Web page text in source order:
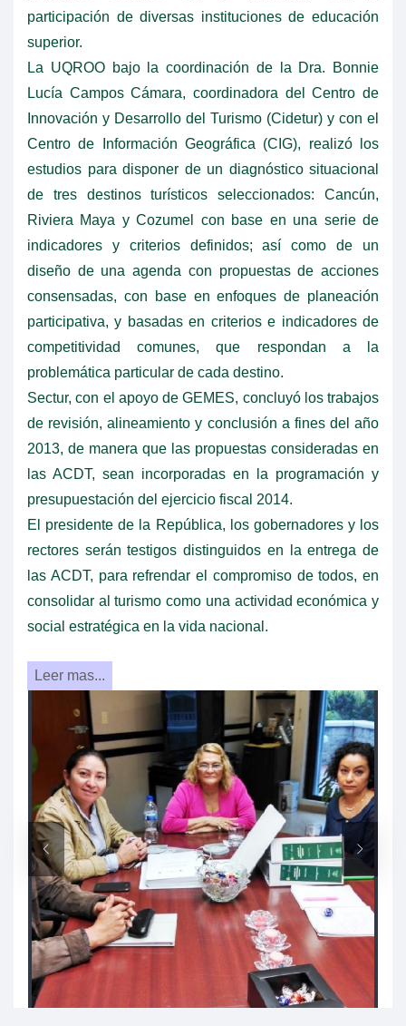
participación de diversas instituciones de educación
superior.
La UQROO bajo la coordinación de la Dra. Bonnie
Lucía Campos Cámara, coordinadora del Centro de
Innovación y Desarrollo del Turismo (Cidetur) y con el
Centro de Información Geográfica (CIG), realizó los
estudios para disponer de un diagnóstico situacional
de tres destinos turísticos seleccionados: Cancún,
Riviera Maya y Cozumel con base en una serie de
indicadores y criterios definidos; así como de un
diseño de una agenda con propuestas de acciones
consensadas, con base en enfoques de planeación
participativa, y basadas en criterios e indicadores de
competitividad comunes, que respondan a la
problemática particular de cada destino.
Sectur, con el apoyo de GEMES, concluyó los trabajos
de revisión, alineamiento y conclusión a fines del año
2013, de manera que las propuestas consideradas en
las ACDT, sean incorporadas en la programación y
presupuestación del ejercicio fiscal 2014.
El presidente de la República, los gobernadores y los
rectores serán testigos distinguidos en la entrega de
las ACDT, para refrendar el compromiso de todos, en
consolidar al turismo como una actividad económica y
social estratégica en la vida nacional.
Leer mas...